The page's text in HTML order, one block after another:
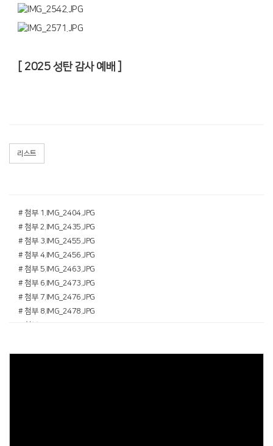
[ 2025 성탄 감사 예배 ]
리스트
# 첨부 1.IMG_2404.JPG
# 첨부 2.IMG_2435.JPG
# 첨부 3.IMG_2455.JPG
# 첨부 4.IMG_2456.JPG
# 첨부 5.IMG_2463.JPG
# 첨부 6.IMG_2473.JPG
# 첨부 7.IMG_2476.JPG
# 첨부 8.IMG_2478.JPG
# 첨부 11.IMG_2503.JPG